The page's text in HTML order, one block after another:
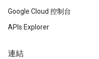
Google Cloud 控制台
APIs Explorer
連結